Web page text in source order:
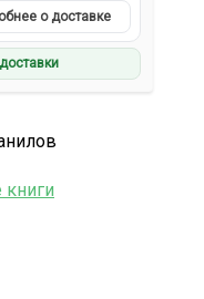
о доставке
книги